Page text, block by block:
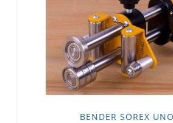
BENDER SOREX